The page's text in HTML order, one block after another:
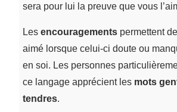
sera pour lui la preuve que vous
Les encouragements permettent
aimé lorsque celui-ci doute ou
en soi. Les personnes
ce langage apprécient les mots
tendres.